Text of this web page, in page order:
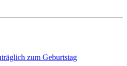
zum Geburtstag